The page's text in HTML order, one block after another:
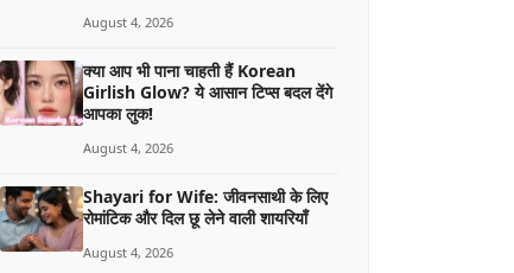
August 4, 2026
क्या आप भी पाना चाहती हैं Korean
Girlish Glow? ये आसान टिप्स बदल देंगे
आपका लुक!
August 4, 2026
Shayari for Wife: जीवनसाथी के लिए
रोमांटिक और दिल छू लेने वाली शायरियाँ
August 4, 2026